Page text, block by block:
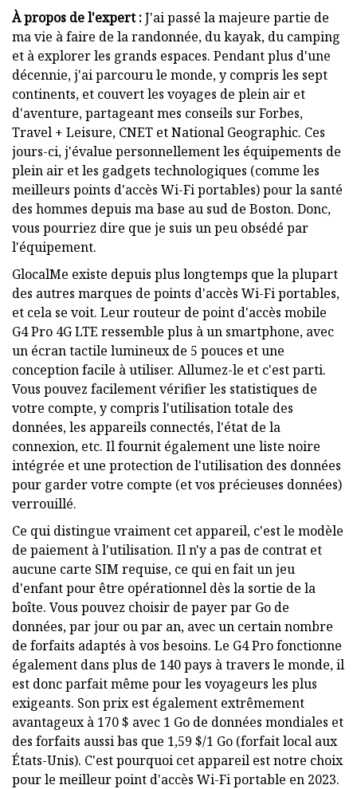
À propos de l'expert :J'ai passé la majeure partie de
ma vie à faire de la randonnée, du kayak, du camping
et à explorer les grands espaces. Pendant plus d'une
décennie, j'ai parcouru le monde, y compris les sept
continents, et couvert les voyages de plein air et
d'aventure, partageant mes conseils sur Forbes,
Travel + Leisure, CNET et National Geographic. Ces
jours-ci, j'évalue personnellement les équipements de
plein air et les gadgets technologiques (comme les
meilleurs points d'accès Wi-Fi portables) pour la santé
des hommes depuis ma base au sud de Boston. Donc,
vous pourriez dire que je suis un peu obsédé par
l'équipement.
GlocalMe existe depuis plus longtemps que la plupart
des autres marques de points d'accès Wi-Fi portables,
et cela se voit. Leur routeur de point d'accès mobile
G4 Pro 4G LTE ressemble plus à un smartphone, avec
un écran tactile lumineux de 5 pouces et une
conception facile à utiliser. Allumez-le et c'est parti.
Vous pouvez facilement vérifier les statistiques de
votre compte, y compris l'utilisation totale des
données, les appareils connectés, l'état de la
connexion, etc. Il fournit également une liste noire
intégrée et une protection de l'utilisation des données
pour garder votre compte (et vos précieuses données)
verrouillé.
Ce qui distingue vraiment cet appareil, c'est le modèle
de paiement à l'utilisation. Il n'y a pas de contrat et
aucune carte SIM requise, ce qui en fait un jeu
d'enfant pour être opérationnel dès la sortie de la
boîte. Vous pouvez choisir de payer par Go de
données, par jour ou par an, avec un certain nombre
de forfaits adaptés à vos besoins. Le G4 Pro fonctionne
également dans plus de 140 pays à travers le monde, il
est donc parfait même pour les voyageurs les plus
exigeants. Son prix est également extrêmement
avantageux à 170 $ avec 1 Go de données mondiales et
des forfaits aussi bas que 1,59 $/1 Go (forfait local aux
États-Unis). C'est pourquoi cet appareil est notre choix
pour le meilleur point d'accès Wi-Fi portable en 2023.